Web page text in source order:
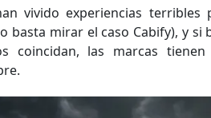
vivido experiencias
basta mirar el caso Cabify), y
coincidan, las marcas